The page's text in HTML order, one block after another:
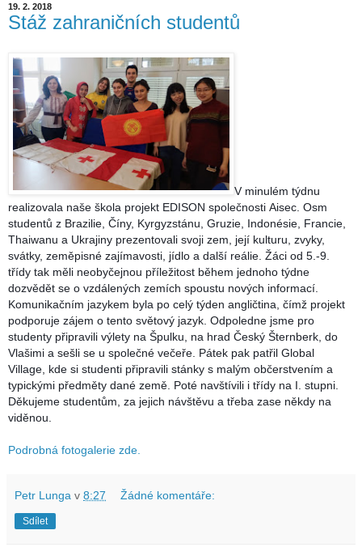
19. 2. 2018
Stáž zahraničních studentů
V minulém týdnu
realizovala naše škola projekt EDISON společnosti Aisec. Osm
studentů z Brazilie, Číny, Kyrgyzstánu, Gruzie, Indonésie, Francie,
Thaiwanu a Ukrajiny prezentovali svoji zem, její kulturu, zvyky,
svátky, zeměpisné zajímavosti, jídlo a další reálie. Žáci od 5.-9.
třídy tak měli neobyčejnou příležitost během jednoho týdne
dozvědět se o vzdálených zemích spoustu nových informací.
Komunikačním jazykem byla po celý týden angličtina, čímž projekt
podporuje zájem o tento světový jazyk. Odpoledne jsme pro
studenty připravili výlety na Špulku, na hrad Český Šternberk, do
Vlašimi a sešli se u společné večeře. Pátek pak patřil Global
Village, kde si studenti připravili stánky s malým občerstvením a
typickými předměty dané země. Poté navštívili i třídy na I. stupni.
Děkujeme studentům, za jejich návštěvu a třeba zase někdy na
viděnou.
Podrobná fotogalerie zde.
Petr Lunga v 8:27 Žádné komentáře:
Sdílet